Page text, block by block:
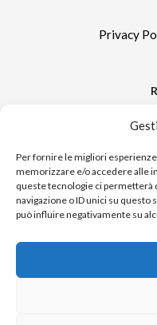
Per fornire le migliori
memorizzare e/o accedere alle
queste tecnologie ci permetterà
navigazione o ID unici su
può influire negativamente su
Privacy